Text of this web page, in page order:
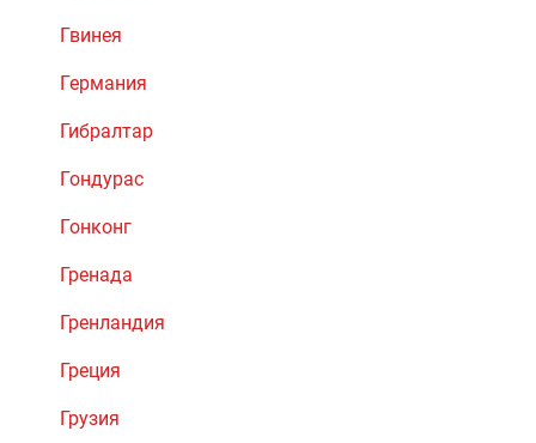
Гвинея
Германия
Гибралтар
Гондурас
Гонконг
Гренада
Гренландия
Греция
Грузия